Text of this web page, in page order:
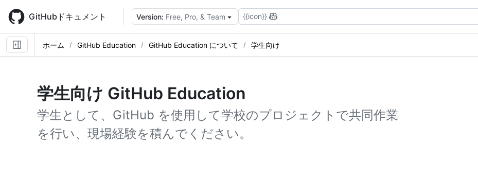
main
content
GitHubドキュメント Version: Free, Pro, & Team {{icon}}
ホーム GitHub Education GitHub Education について 学生向け
学生向け GitHub Education
学生として、GitHub を使用して学校のプロジェクトで共同作業
を行い、現場経験を積んでください。